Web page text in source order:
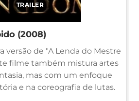
TRAILER
(2008)
versão de "A Lenda do Mestre
filme também mistura artes
mas com um enfoque
e na coreografia de lutas.